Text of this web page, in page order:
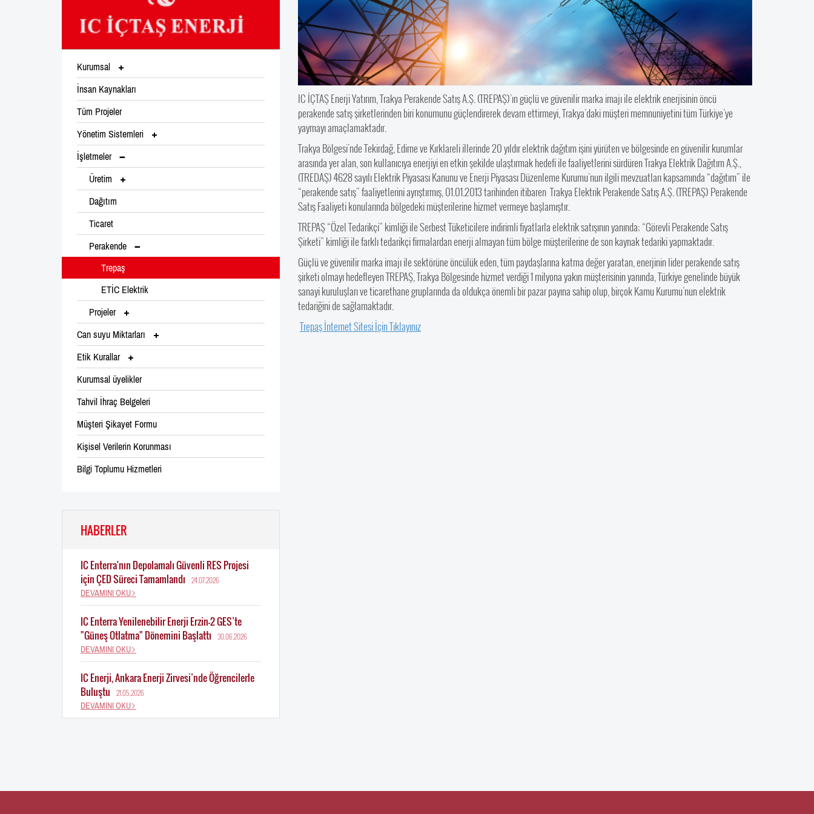
Kurumsal
İnsan Kaynakları
Tüm Projeler
Yönetim Sistemleri
İşletmeler
Üretim
Dağıtım
Ticaret
Perakende
Trepaş
ETİC Elektrik
Projeler
Can suyu Miktarları
Etik Kurallar
Kurumsal üyelikler
Tahvil İhraç Belgeleri
Müşteri Şikayet Formu
Kişisel Verilerin Korunması
Bilgi Toplumu Hizmetleri
HABERLER
IC Enterra'nın Depolamalı Güvenli RES Projesi
için ÇED Süreci Tamamlandı
24.07.2026
DEVAMINI OKU
IC Enterra Yenilenebilir Enerji Erzin-2 GES’te
"Güneş Otlatma" Dönemini Başlattı
30.06.2026
DEVAMINI OKU
IC Enerji, Ankara Enerji Zirvesi’nde Öğrencilerle
Buluştu
21.05.2026
DEVAMINI OKU
IC İÇTAŞ Enerji Yatırım, Trakya Perakende Satış A.Ş. (TREPAŞ)’ın güçlü ve güvenilir marka imajı ile elektrik enerjisinin öncü
perakende satış şirketlerinden biri konumunu güçlendirerek devam ettirmeyi, Trakya’daki müşteri memnuniyetini tüm Türkiye’ye
yaymayı amaçlamaktadır.
Trakya Bölgesi’nde Tekirdağ, Edirne ve Kırklareli illerinde 20 yıldır elektrik dağıtım işini yürüten ve bölgesinde en güvenilir kurumlar
arasında yer alan, son kullanıcıya enerjiyi en etkin şekilde ulaştırmak hedefi ile faaliyetlerini sürdüren Trakya Elektrik Dağıtım A.Ş.,
(TREDAŞ) 4628 sayılı Elektrik Piyasası Kanunu ve Enerji Piyasası Düzenleme Kurumu’nun ilgili mevzuatları kapsamında “dağıtım” ile
“perakende satış” faaliyetlerini ayrıştırmış, 01.01.2013 tarihinden itibaren Trakya Elektrik Perakende Satış A.Ş. (TREPAŞ) Perakende
Satış Faaliyeti konularında bölgedeki müşterilerine hizmet vermeye başlamıştır.
TREPAŞ “Özel Tedarikçi” kimliği ile Serbest Tüketicilere indirimli fiyatlarla elektrik satışının yanında; “Görevli Perakende Satış
Şirketi” kimliği ile farklı tedarikçi firmalardan enerji almayan tüm bölge müşterilerine de son kaynak tedariki yapmaktadır.
Güçlü ve güvenilir marka imajı ile sektörüne öncülük eden, tüm paydaşlarına katma değer yaratan, enerjinin lider perakende satış
şirketi olmayı hedefleyen TREPAŞ, Trakya Bölgesinde hizmet verdiği 1 milyona yakın müşterisinin yanında, Türkiye genelinde büyük
sanayi kuruluşları ve ticarethane gruplarında da oldukça önemli bir pazar payına sahip olup, birçok Kamu Kurumu’nun elektrik
tedariğini de sağlamaktadır.
Trepaş İnternet Sitesi İçin Tıklayınız